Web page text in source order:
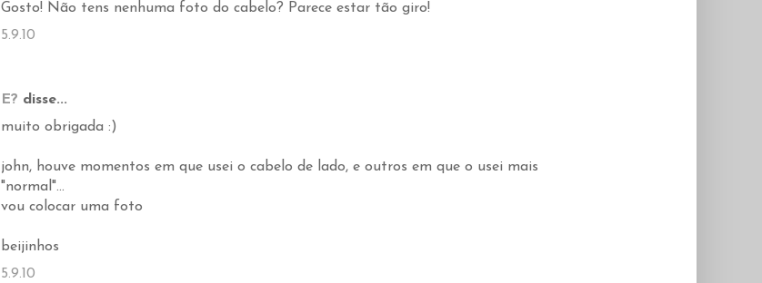
Gosto! Não tens nenhuma foto do cabelo? Parece estar tão giro!
5.9.10
E? disse...
muito obrigada :)
john, houve momentos em que usei o cabelo de lado, e outros em que o usei mais
"normal"...
vou colocar uma foto
beijinhos
5.9.10